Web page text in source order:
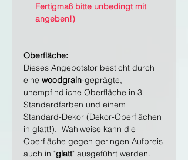
Fertigmaß bitte unbedingt mit
angeben!)
Oberfläche:
Dieses Angebotstor besticht durch
eine woodgrain-geprägte,
unempfindliche Oberfläche in 3
Standardfarben und einem
Standard-Dekor (Dekor-Oberflächen
in glatt!). Wahlweise kann die
Oberfläche gegen geringen Aufpreis
auch in "glatt" ausgeführt werden.